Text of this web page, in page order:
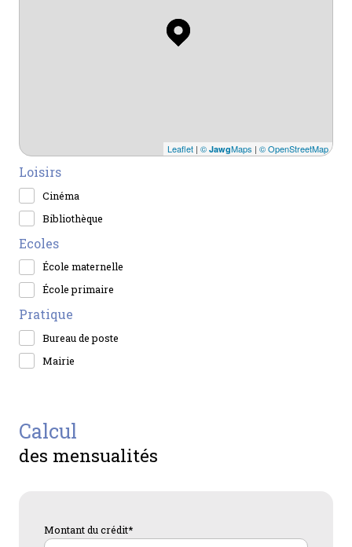
Leaflet | © JawgMaps | © OpenStreetMap
Loisirs
Cinéma
Bibliothèque
Ecoles
École maternelle
École primaire
Pratique
Bureau de poste
Mairie
calcul
des mensualités
Montant du crédit*